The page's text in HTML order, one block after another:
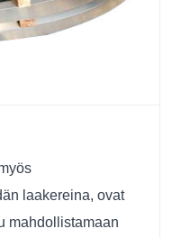
laakereina, ovat
mahdollistamaan